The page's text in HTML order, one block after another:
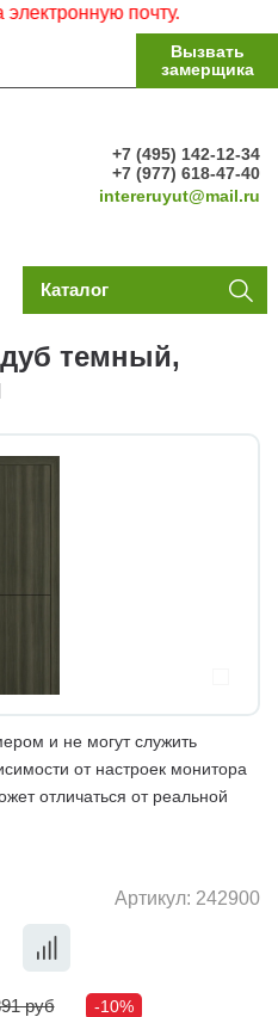
почту.
Вызвать
замерщика
+7 (495) 142-12-34
+7 (977) 618-47-40
intereruyut@mail.ru
Каталог
темный,
и не могут служить
от настроек монитора
отличаться от реальной
Артикул: 242900
руб -10%